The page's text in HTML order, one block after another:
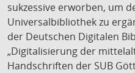
sukzessive erworben, um
Universalbibliothek zu
der Deutschen Digitalen
„Digitalisierung der
Handschriften der SUB